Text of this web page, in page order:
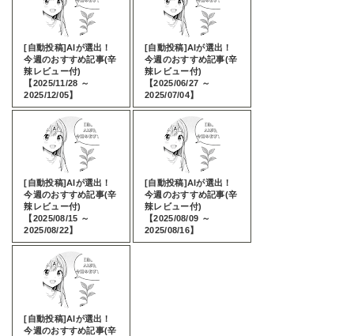
[自動投稿]AIが選出！
今週のおすすめ記事(辛
辣レビュー付)
【2025/11/28 ～
2025/12/05】
[自動投稿]AIが選出！
今週のおすすめ記事(辛
辣レビュー付)
【2025/06/27 ～
2025/07/04】
[自動投稿]AIが選出！
今週のおすすめ記事(辛
辣レビュー付)
【2025/08/15 ～
2025/08/22】
[自動投稿]AIが選出！
今週のおすすめ記事(辛
辣レビュー付)
【2025/08/09 ～
2025/08/16】
[自動投稿]AIが選出！
今週のおすすめ記事(辛